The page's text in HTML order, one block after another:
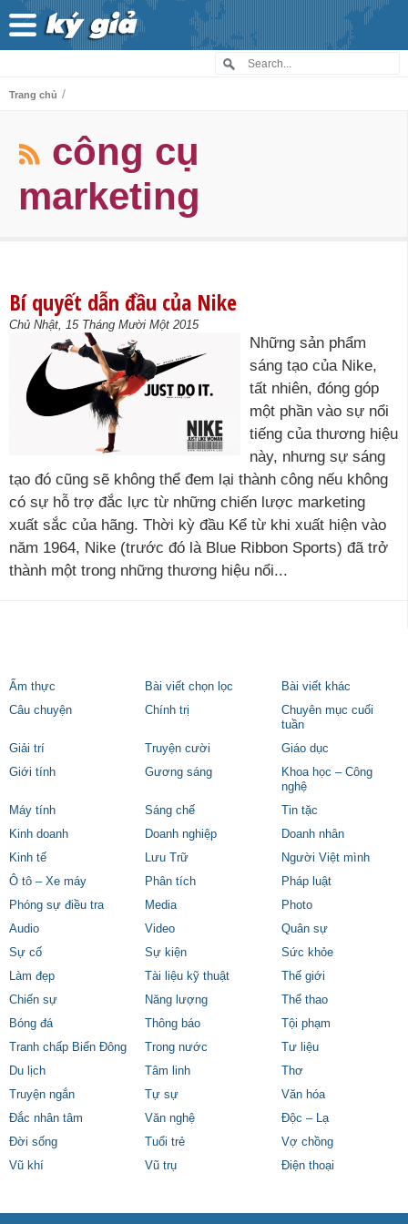
Trang chủ /
công cụ
marketing
Bí quyết dẫn đầu của Nike
Chủ Nhật, 15 Tháng Mười Một 2015
Những sản phẩm
sáng tạo của Nike,
tất nhiên, đóng góp
một phần vào sự nổi
tiếng của thương hiệu
này, nhưng sự sáng
tạo đó cũng sẽ không thể đem lại thành công nếu không
có sự hỗ trợ đắc lực từ những chiến lược marketing
xuất sắc của hãng. Thời kỳ đầu Kể từ khi xuất hiện vào
năm 1964, Nike (trước đó là Blue Ribbon Sports) đã trở
thành một trong những thương hiệu nổi...
Ẩm thực Bài viết chọn lọc
Bài viết khác
Câu chuyện
Chính trị
Chuyên mục cuối
tuần
Giải trí
Truyện cười
Giáo dục
Giới tính
Gương sáng
Khoa học – Công
nghệ
Máy tính
Sáng chế
Tin tặc
Kinh doanh
Doanh nghiệp
Doanh nhân
Kinh tế
Lưu Trữ
Người Việt mình
Ô tô – Xe máy
Phân tích
Pháp luật
Phóng sự điều tra
Media
Photo
Audio
Video
Quân sự
Sự cố
Sự kiện
Sức khỏe
Làm đẹp
Tài liệu kỹ thuật
Thế giới
Chiến sự
Năng lượng
Thể thao
Bóng đá
Thông báo
Tội phạm
Tranh chấp Biển Đông
Trong nước
Tư liệu
Du lịch
Tâm linh
Thơ
Truyện ngắn
Tự sự
Văn hóa
Đắc nhân tâm
Văn nghệ
Độc – Lạ
Đời sống
Tuổi trẻ
Vợ chồng
Vũ khí
Vũ trụ Điện thoại